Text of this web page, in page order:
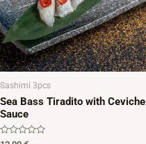
Sashimi 3pcs
Sea Bass Tiradito with Ceviche
Sauce